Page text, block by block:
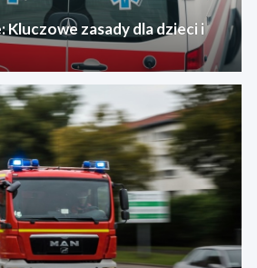
Kluczowe zasady dla dzieci i